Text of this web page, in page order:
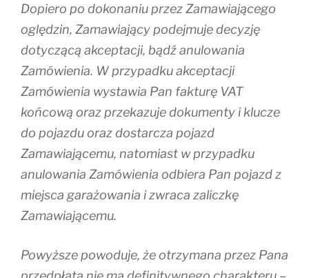
Dopiero po dokonaniu przez Zamawiającego
oględzin, Zamawiający podejmuje decyzję
dotyczącą akceptacji, bądź anulowania
Zamówienia. W przypadku akceptacji
Zamówienia wystawia Pan fakturę VAT
końcową oraz przekazuje dokumenty i klucze
do pojazdu oraz dostarcza pojazd
Zamawiającemu, natomiast w przypadku
anulowania Zamówienia odbiera Pan pojazd z
miejsca garażowania i zwraca zaliczkę
Zamawiającemu.
Powyższe powoduje, że otrzymana przez Pana